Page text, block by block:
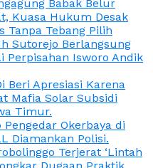
Babak Belur
Kuasa Hukum Desak
Tanpa Tebang Pilih
Sutorejo Berlangsung
Perpisahan Isworo Andik
Beri Apresiasi Karena
Mafia Solar Subsidi
Timur.
Okerbaya di
Diamankan Polisi.
Terjerat ‘Lintah